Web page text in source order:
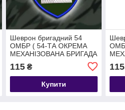
Шеврон бригадний 54
ОМБР ( 54-ТА ОКРЕМА
МЕХАНІЗОВАНА БРИГАДА
МАЗЕПИ) 9Х6.5СМ
115₴
Купити
115